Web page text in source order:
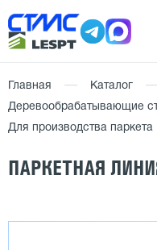
Главная
Каталог
Деревообрабатывающие
Для производства паркета
ПАРКЕТНАЯ